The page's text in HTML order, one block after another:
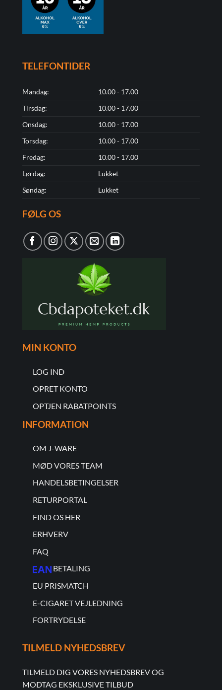
TELEFONTIDER
Mandag:
10.00 - 17.00
Tirsdag:
10.00 - 17.00
Onsdag:
10.00 - 17.00
Torsdag:
10.00 - 17.00
Fredag:
10.00 - 17.00
Lørdag:
Lukket
Søndag:
Lukket
FØLG OS
MIN KONTO
LOG IND
OPRET KONTO
OPTJEN RABATPOINTS
INFORMATION
OM J-WARE
MØD VORES TEAM
HANDELSBETINGELSER
RETURPORTAL
FIND OS HER
ERHVERV
FAQ
BETALING
EU PRISMATCH
E-CIGARET VEJLEDNING
FORTRYDELSE
TILMELD NYHEDSBREV
TILMELD DIG VORES NYHEDSBREV OG
MODTAG EKSKLUSIVE TILBUD